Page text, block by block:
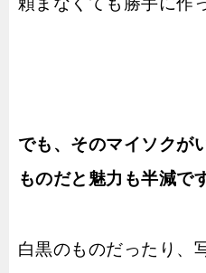
でも、そのマイソクが
ものだと魅力も半減で
白黒のものだったり、